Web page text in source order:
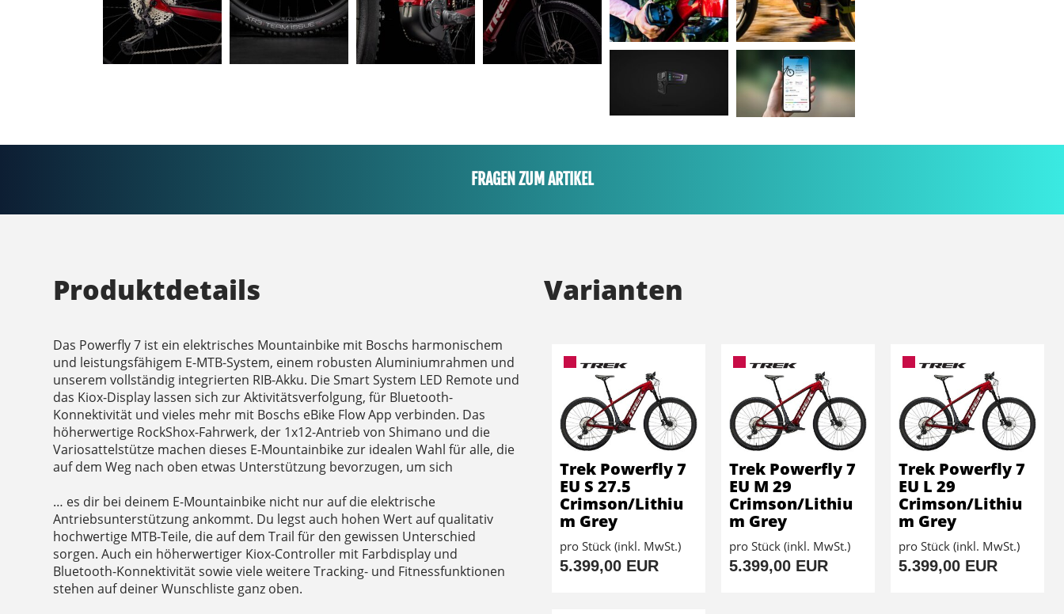
FRAGEN ZUM ARTIKEL
Produktdetails
Das Powerfly 7 ist ein elektrisches Mountainbike mit Boschs harmonischem
und leistungsfähigem E-MTB-System, einem robusten Aluminiumrahmen und
unserem vollständig integrierten RIB-Akku. Die Smart System LED Remote und
das Kiox-Display lassen sich zur Aktivitätsverfolgung, für Bluetooth-
Konnektivität und vieles mehr mit Boschs eBike Flow App verbinden. Das
höherwertige RockShox-Fahrwerk, der 1x12-Antrieb von Shimano und die
Variosattelstütze machen dieses E-Mountainbike zur idealen Wahl für alle, die
auf dem Weg nach oben etwas Unterstützung bevorzugen, um sich
… es dir bei deinem E-Mountainbike nicht nur auf die elektrische
Antriebsunterstützung ankommt. Du legst auch hohen Wert auf qualitativ
hochwertige MTB-Teile, die auf dem Trail für den gewissen Unterschied
sorgen. Auch ein höherwertiger Kiox-Controller mit Farbdisplay und
Bluetooth-Konnektivität sowie viele weitere Tracking- und Fitnessfunktionen
stehen auf deiner Wunschliste ganz oben.
Varianten
Trek Powerfly 7
EU S 27.5
Crimson/Lithiu
m Grey
pro Stück (inkl. MwSt.)
5.399,00 EUR
Trek Powerfly 7
EU M 29
Crimson/Lithiu
m Grey
pro Stück (inkl. MwSt.)
5.399,00 EUR
Trek Powerfly 7
EU L 29
Crimson/Lithiu
m Grey
pro Stück (inkl. MwSt.)
5.399,00 EUR